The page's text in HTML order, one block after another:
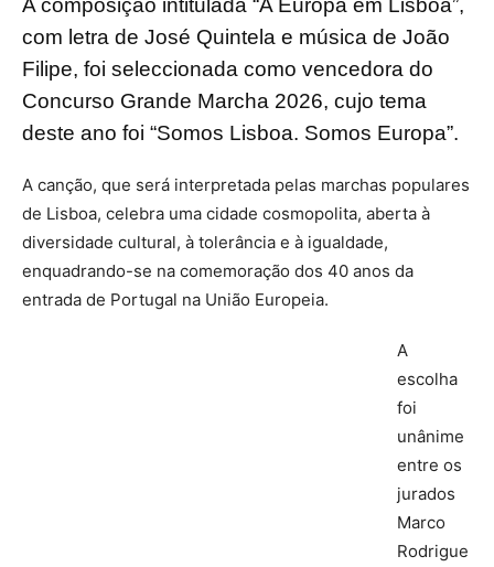
A composição intitulada “A Europa em Lisboa”,
com letra de José Quintela e música de João
Filipe, foi seleccionada como vencedora do
Concurso Grande Marcha 2026, cujo tema
deste ano foi “Somos Lisboa. Somos Europa”.
A canção, que será interpretada pelas marchas populares
de Lisboa, celebra uma cidade cosmopolita, aberta à
diversidade cultural, à tolerância e à igualdade,
enquadrando-se na comemoração dos 40 anos da
entrada de Portugal na União Europeia.
A
escolha
foi
unânime
entre os
jurados
Marco
Rodrigue